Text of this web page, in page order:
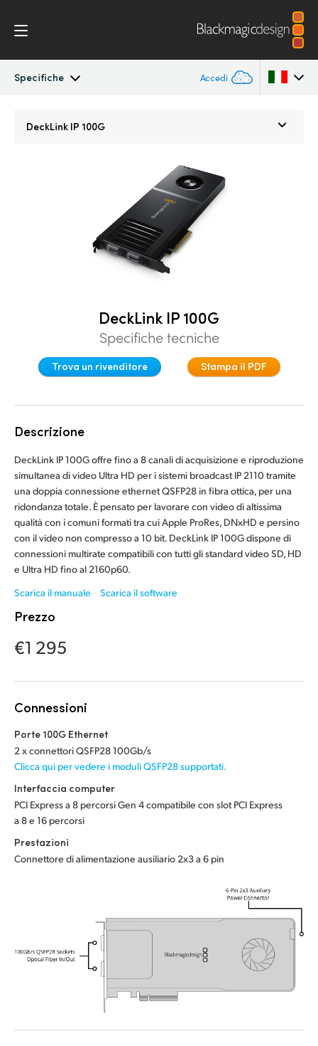
Specifiche Accedi
France
India
Italia
Mexico
Poland
Portugal
Singapore
South Africa
DeckLink IP 100G
DeckLink IP 100G
Specifiche tecniche
Trova un rivenditore Stampa il PDF
Descrizione
DeckLink IP 100G offre fino a 8 canali di acquisizione e riproduzione
simultanea di video Ultra HD per i sistemi broadcast IP 2110 tramite
una doppia connessione ethernet QSFP28 in fibra ottica, per una
ridondanza totale. È pensato per lavorare con video di altissima
qualità con i comuni formati tra cui Apple ProRes, DNxHD e persino
con il video non compresso a 10 bit. DeckLink IP 100G dispone di
connessioni multirate compatibili con tutti gli standard video SD, HD
e Ultra HD fino al 2160p60.
Scarica il manuale
Scarica il software
Prezzo
€1 295
Connessioni
Porte 100G Ethernet
2 x connettori QSFP28 100Gb/s
Clicca qui per vedere i moduli QSFP28 supportati.
Interfaccia computer
PCI Express a 8 percorsi Gen 4 compatibile con slot PCI Express
a 8 e 16 percorsi
Prestazioni
Connettore di alimentazione ausiliario 2x3 a 6 pin